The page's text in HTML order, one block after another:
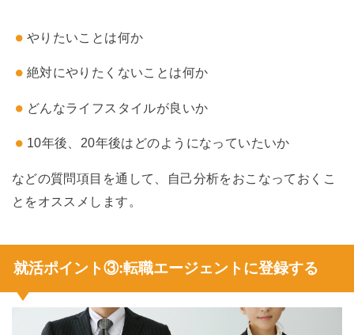
やりたいことは何か
絶対にやりたくないことは何か
どんなライフスタイルが良いか
10年後、20年後はどのようになっていたいか
などの質問項目を通して、自己分析をおこなっておくこ
とをオススメします。
就活ポイント③:転職エージェントに登録する